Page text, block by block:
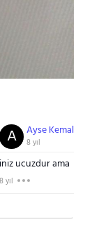
Ayse Kemal
8 yıl
A
ucuzdur ama
8 yıl